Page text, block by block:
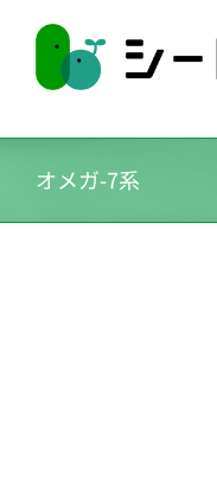
content
オメガ-7系